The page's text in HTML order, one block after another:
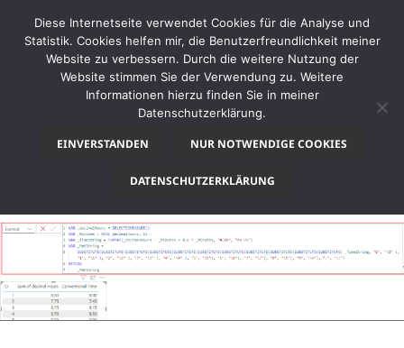
Power BI
Diese Internetseite verwendet Cookies für die Analyse und
Statistik. Cookies helfen mir, die Benutzerfreundlichkeit meiner
Website zu verbessern. Durch die weitere Nutzung der
Website stimmen Sie der Verwendung zu. Weitere
Informationen hierzu finden Sie in meiner
Datenschutzerklärung.
EINVERSTANDEN NUR NOTWENDIGE COOKIES
DATENSCHUTZERKLÄRUNG